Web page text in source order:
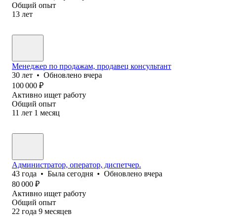
Общий опыт
13 лет
Менеджер по продажам, продавец консультант
30 лет • Обновлено вчера
100 000 ₽
Активно ищет работу
Общий опыт
11 лет 1 месяц
Администратор, оператор, диспетчер.
43 года • Была сегодня • Обновлено вчера
80 000 ₽
Активно ищет работу
Общий опыт
22 года 9 месяцев